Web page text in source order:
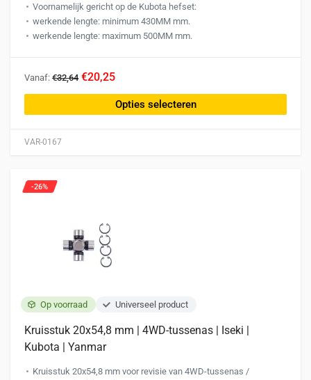
VAR-0167
Voornamelijk gericht op de Kubota hefset:
werkende lengte: minimum 430MM mm.
werkende lengte: maximum 500MM mm.
Vanaf: €32,64 €20,25
Opties selecteren
product
heeft
meerdere
Deze
kan
productpagina
Op voorraad Universeel product
-26%
Kruisstuk 20x54,8 mm | 4WD-tussenas | Iseki |
Kubota | Yanmar
Kruisstuk 20x54,8 mm voor revisie van 4WD-tussenas /